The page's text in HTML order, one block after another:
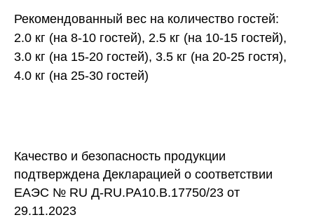
Рекомендованный вес на количество гостей:
2.0 кг (на 8-10 гостей), 2.5 кг (на 10-15 гостей),
3.0 кг (на 15-20 гостей), 3.5 кг (на 20-25 гостя),
4.0 кг (на 25-30 гостей)
Качество и безопасность продукции
подтверждена Декларацией о соответствии
ЕАЭС № RU Д-RU.PA10.B.17750/23 от
29.11.2023